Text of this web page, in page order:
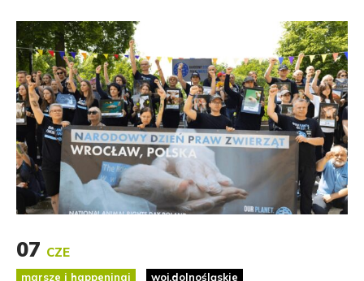
07 CZE
marsze i happeningi woj.dolnośląskie